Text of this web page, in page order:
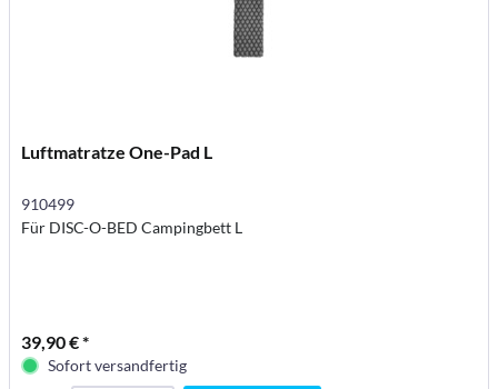
Luftmatratze One-Pad L
910499
Für DISC-O-BED Campingbett L
39,90 € *
Sofort versandfertig